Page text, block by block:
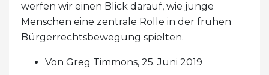
werfen wir einen Blick darauf, wie junge
Menschen eine zentrale Rolle in der frühen
Bürgerrechtsbewegung spielten.
Von Greg Timmons, 25. Juni 2019